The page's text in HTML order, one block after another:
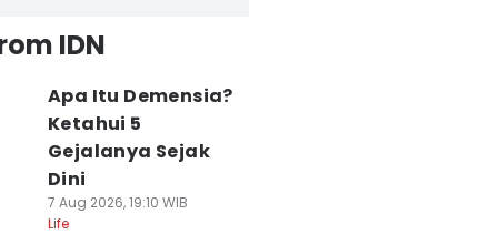
IDN
Apa Itu Demensia?
Ketahui 5
Gejalanya Sejak
Dini
7 Aug 2026, 19:10 WIB
Life